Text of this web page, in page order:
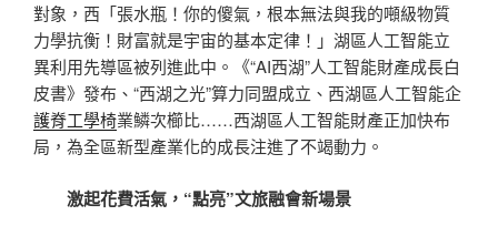
對象，西「張水瓶！你的傻氣，根本無法與我的噸級物質
力學抗衡！財富就是宇宙的基本定律！」湖區人工智能立
異利用先導區被列進此中。《“AI西湖”人工智能財產成長白
皮書》發布、“西湖之光”算力同盟成立、西湖區人工智能企
護脊工學椅業鱗次櫛比……西湖區人工智能財產正加快布
局，為全區新型產業化的成長注進了不竭動力。
激起花費活氣，“點亮”文旅融會新場景